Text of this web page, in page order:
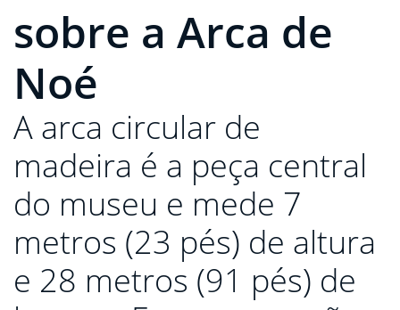
sobre a Arca de
Noé
A arca circular de
madeira é a peça central
do museu e mede 7
metros (23 pés) de altura
e 28 metros (91 pés) de